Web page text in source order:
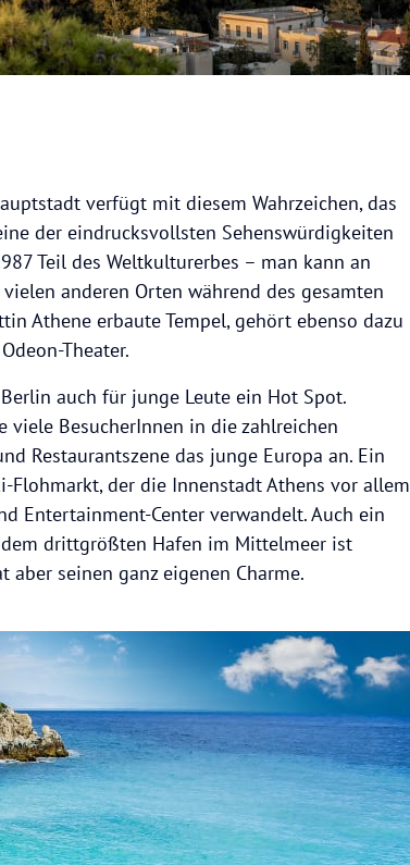
verfügt mit diesem Wahrzeichen, das
der eindrucksvollsten Sehenswürdigkeiten
Teil des Weltkulturerbes – man kann an
anderen Orten während des gesamten
Athene erbaute Tempel, gehört ebenso dazu
Theater.
auch für junge Leute ein Hot Spot.
viele BesucherInnen in die zahlreichen
Restaurantszene das junge Europa an. Ein
der die Innenstadt Athens vor allem
Entertainment-Center verwandelt. Auch ein
drittgrößten Hafen im Mittelmeer ist
seinen ganz eigenen Charme.